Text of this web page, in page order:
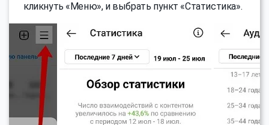
кликнуть «Меню», и выбрать пункт «Статистика».